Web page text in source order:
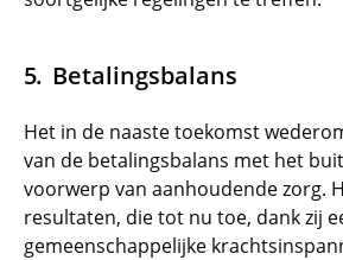
Betalingsbalans
Het in de naaste toekomst
van de betalingsbalans met het
voorwerp van aanhoudende zorg.
resultaten, die tot nu toe, dank zij
gemeenschappelijke